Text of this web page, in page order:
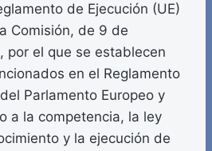
de Ejecución (UE)
Comisión, de 9 de
por el que se establecen
en el Reglamento
Parlamento Europeo y
a la competencia, la ley
y la ejecución de